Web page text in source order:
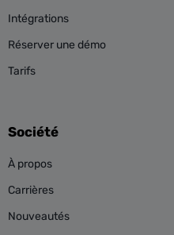
Intégrations
Réserver une démo
Tarifs
Société
À propos
Carrières
Nouveautés